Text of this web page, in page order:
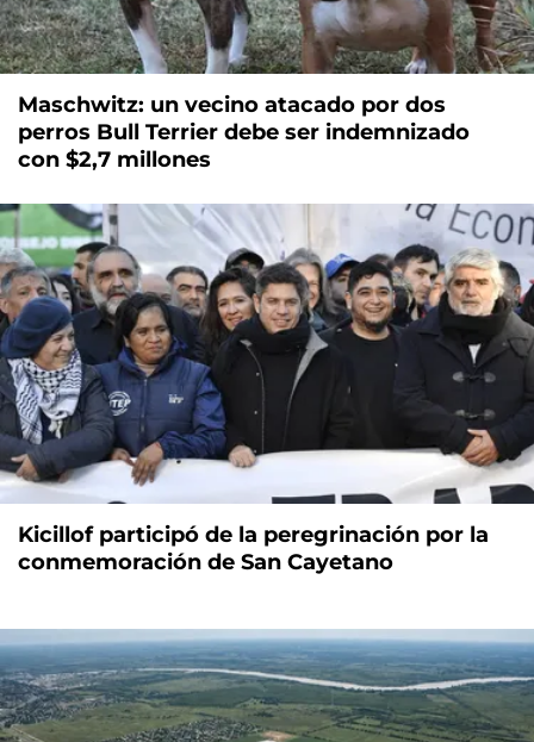
Maschwitz: un vecino atacado por dos
perros Bull Terrier debe ser indemnizado
con $2,7 millones
Kicillof participó de la peregrinación por la
conmemoración de San Cayetano